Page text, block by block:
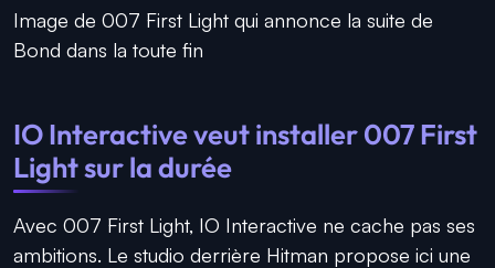
Image de 007 First Light qui annonce la suite de
Bond dans la toute fin
IO Interactive veut installer 007 First
Light sur la durée
Avec 007 First Light, IO Interactive ne cache pas ses
ambitions. Le studio derrière Hitman propose ici une